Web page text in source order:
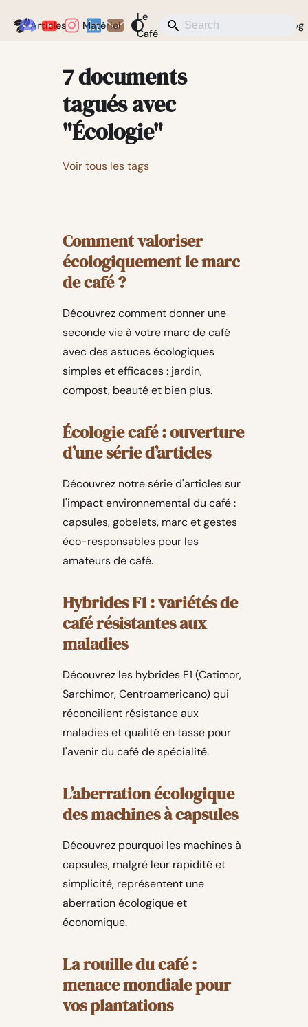
Coffeegeek
Articles Matériel
Le
Café
Actualités Blog
7 documents
tagués avec
"Écologie"
Voir tous les tags
Comment valoriser
écologiquement le marc
de café ?
Découvrez comment donner une
seconde vie à votre marc de café
avec des astuces écologiques
simples et efficaces : jardin,
compost, beauté et bien plus.
Écologie café : ouverture
d’une série d’articles
Découvrez notre série d'articles sur
l'impact environnemental du café :
capsules, gobelets, marc et gestes
éco-responsables pour les
amateurs de café.
Hybrides F1 : variétés de
café résistantes aux
maladies
Découvrez les hybrides F1 (Catimor,
Sarchimor, Centroamericano) qui
réconcilient résistance aux
maladies et qualité en tasse pour
l'avenir du café de spécialité.
L’aberration écologique
des machines à capsules
Découvrez pourquoi les machines à
capsules, malgré leur rapidité et
simplicité, représentent une
aberration écologique et
économique.
La rouille du café :
menace mondiale pour
vos plantations